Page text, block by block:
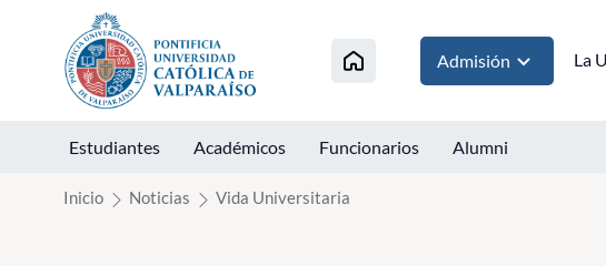
Click acá para ir directamente al contenido
Admisión La
Estudiantes Académicos Funcionarios Alumni
Inicio Noticias Vida Universitaria